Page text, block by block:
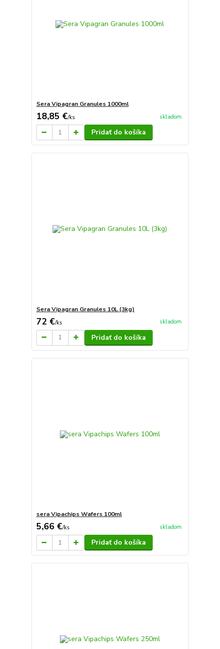
Sera Vipagran Granules 1000ml
18,85 €/ks skladom
Pridať do košíka
Sera Vipagran Granules 10L (3kg)
72 €/ks skladom
Pridať do košíka
sera Vipachips Wafers 100ml
5,66 €/ks skladom
Pridať do košíka